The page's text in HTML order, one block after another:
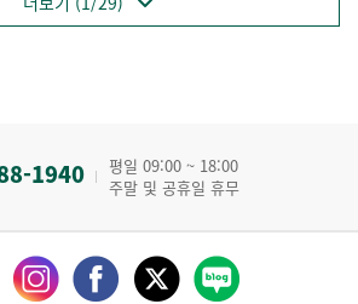
1940
평일 09:00 ~ 18:00
주말 및 공휴일 휴무